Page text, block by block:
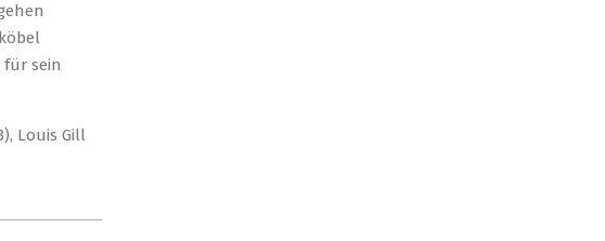
sein
Louis Gill